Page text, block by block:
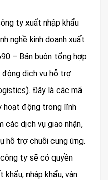
ty xuất nhập khẩu
nghề kinh doanh xuất
– Bán buôn tổng hợp
dịch vụ hỗ trợ
Đây là các mã
hoạt động trong lĩnh
các dịch vụ giao nhận,
hỗ trợ chuỗi cung ứng.
công ty sẽ có quyền
nhập khẩu, vận